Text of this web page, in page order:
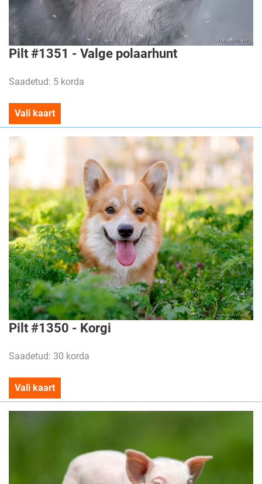
Pilt #1351 - Valge polaarhunt
Saadetud: 5 korda
Vali kaart
Pilt #1350 - Korgi
Saadetud: 30 korda
Vali kaart